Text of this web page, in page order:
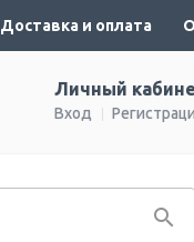
Доставка и оплата
Личный
Вход